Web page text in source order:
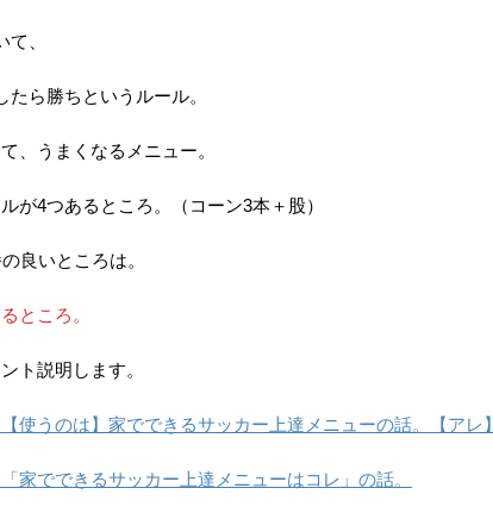
、
たら勝ちというルール。
、うまくなるメニュー。
が4つあるところ。（コーン3本＋股）
良いところは。
ところ。
ト説明します。
使うのは】家でできるサッカー上達メニューの話。【アレ】
家でできるサッカー上達メニューはコレ」の話。